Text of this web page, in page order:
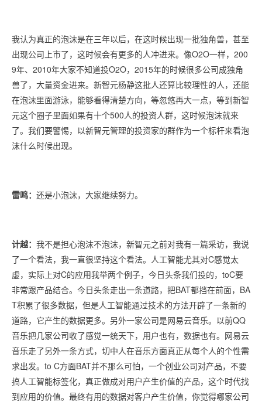
我认为真正的泡沫是在三年以后，在这时候出现一批独角兽，甚至
出现公司上市了，这时候会有更多的人冲进来。像O2O一样，200
9年、2010年大家不知道投O2O，2015年的时候很多公司成独角
兽了，大量资金进来。新智元杨静这批人还算比较理性的人，还能
在泡沫里面游泳，能够看得清楚方向，等忽悠再大一点，等到新智
元这个圈子里面如果有十个500人的投资人群，这时候泡沫就来
了。我们要警惕，以新智元管理的投资家的群作为一个标杆来看泡
沫什么时候出现。
雷鸣： 还是小泡沫，大家继续努力。
计越： 我不是担心泡沫不泡沫，新智元之前对我有一篇采访，我说
了一个看法，我一直很坚持这个看法。人工智能尤其对C感觉太
虚，实际上对C的应用我举两个例子，今日头条我们投的，toC要
非常跟产品结合。今日头条走出一条道路，把BAT都挡在前面，BA
T积累了很多数据，但是人工智能通过技术的方法开辟了一条新的
道路，它产生的数据更多。另外一家公司是网易云音乐。以前QQ
音乐把几家公司收了感觉一统天下，用户也有，数据也有。网易云
音乐走了另外一条方式，切中人在音乐方面真正从每个人的个性需
求出发。to C方面BAT并不那么可怕，一个创业公司对产品，不要
搞人工智能标签化，真正做成对用户产生价值的产品，这个时代找
到应用的价值。最终有用的数据对客户产生价值，你觉得哪家公司